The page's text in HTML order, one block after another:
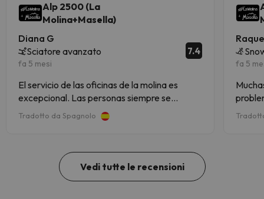
Alp 2500 (La
Molina+Masella)
Diana G
Sciatore avanzato
fa 5 mesi
7.4
El servicio de las oficinas de la molina es
excepcional. Las personas siempre se
muestran abiertas a ayudar con cualquier
problema y recoger el forfait fue super facil y
bastante bien y la.mayoria de pistas estan
Tradotto da Spagnolo
fa 5
Vedi tutte le recensioni